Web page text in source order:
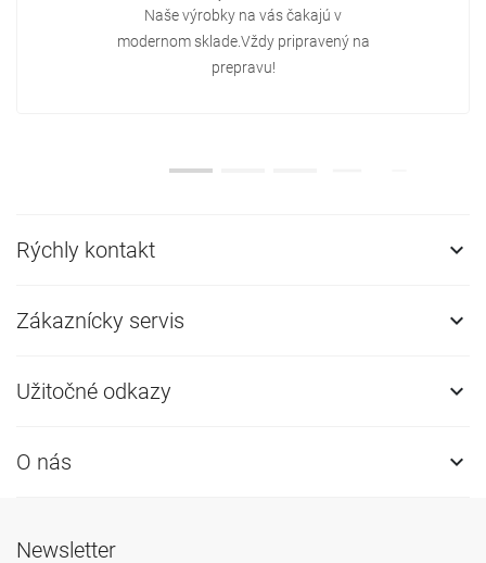
Naše výrobky na vás čakajú v
modernom sklade.Vždy pripravený na
prepravu!
Rýchly kontakt 
Zákaznícky servis 
Užitočné odkazy 
O nás 
Newsletter